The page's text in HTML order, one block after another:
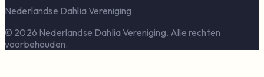
Nederlandse Dahlia Vereniging
© 2026 Nederlandse Dahlia Vereniging. Alle rechten
voorbehouden.